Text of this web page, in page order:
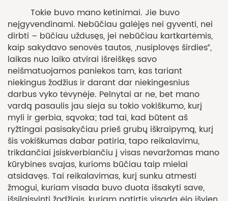
Tokie buvo mano ketinimai. Jie buvo
neįgyvendinami. Nebūčiau galėjęs nei gyventi, nei
dirbti – būčiau uždusęs, jei nebūčiau kartkartėmis,
kaip sakydavo senovės tautos, „nusiplovęs širdies“,
laikas nuo laiko atvirai išreiškęs savo
neišmatuojamos paniekos tam, kas tariant
niekingus žodžius ir darant dar niekingesnius
darbus vyko tėvynėje. Pelnytai ar ne, bet mano
vardą pasaulis jau sieja su tokio vokiškumo, kurį
myli ir gerbia, sąvoka; tad tai, kad būtent aš
ryžtingai pasisakyčiau prieš grubų iškraipymą, kurį
šis vokiškumas dabar patiria, tapo reikalavimu,
trikdančiai įsiskverbiančiu į visas nevaržomas mano
kūrybines svajas, kurioms būčiau taip mielai
atsidavęs. Tai reikalavimas, kurį sunku atmesti
žmogui, kuriam visada buvo duota išsakyti save,